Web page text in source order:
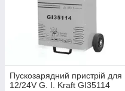
Пускозарядний пристрій для
12/24V G. I. Kraft GI35114